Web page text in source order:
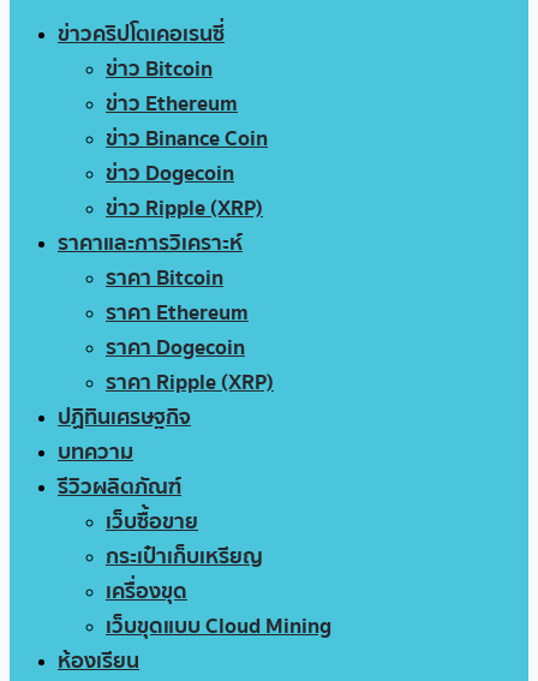
ข่าวคริปโตเคอเรนซี่
ข่าว Bitcoin
ข่าว Ethereum
ข่าว Binance Coin
ข่าว Dogecoin
ข่าว Ripple (XRP)
ราคาและการวิเคราะห์
ราคา Bitcoin
ราคา Ethereum
ราคา Dogecoin
ราคา Ripple (XRP)
ปฏิทินเศรษฐกิจ
บทความ
รีวิวผลิตภัณฑ์
เว็บซื้อขาย
กระเป๋าเก็บเหรียญ
เครื่องขุด
เว็บขุดแบบ Cloud Mining
ห้องเรียน